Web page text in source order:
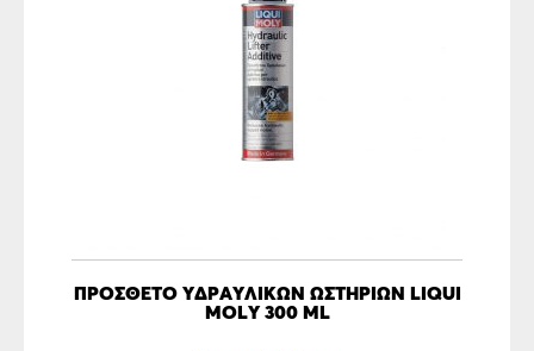
ΠΡΌΣΘΕΤΟ ΥΔΡΑΥΛΙΚΏΝ ΩΣΤΗΡΊΩΝ LIQUI
MOLY 300 ML